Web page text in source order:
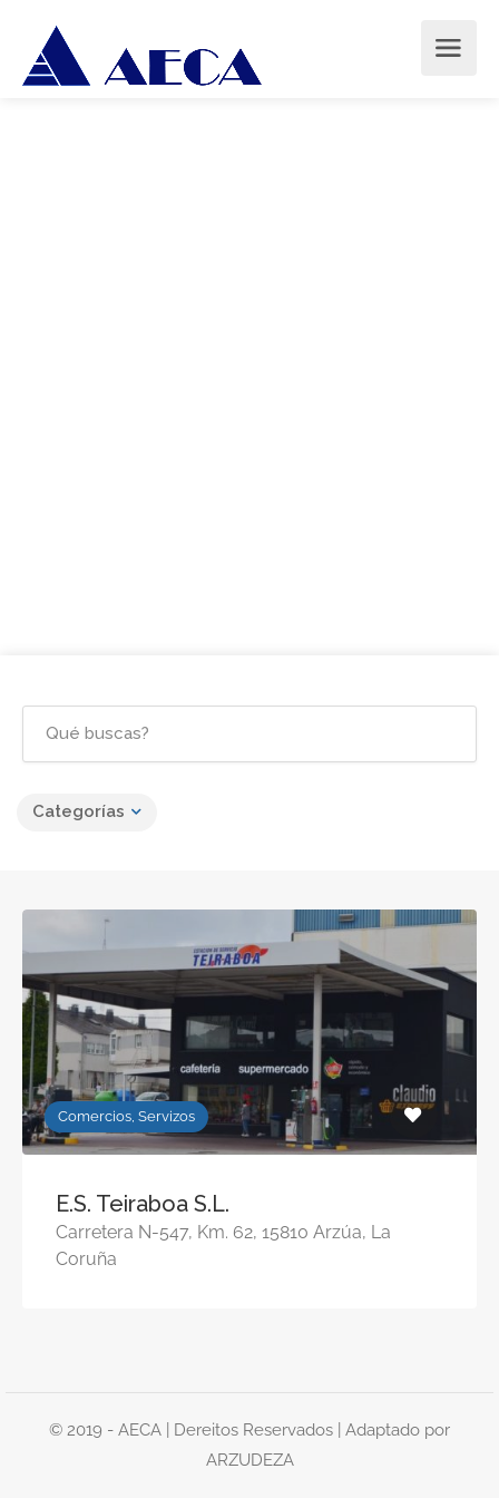
Categorías
Comercios, Servizos
E.S. Teiraboa S.L.
Carretera N-547, Km. 62, 15810 Arzúa, La
Coruña
© 2019 - AECA | Dereitos Reservados | Adaptado por
ARZUDEZA